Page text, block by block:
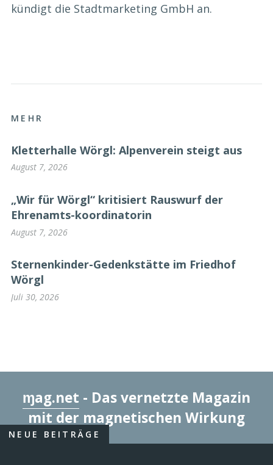
kündigt die Stadtmarketing GmbH an.
MEHR
Kletterhalle Wörgl: Alpenverein steigt aus
August 7, 2026
„Wir für Wörgl“ kritisiert Rauswurf der
Ehrenamts-koordinatorin
August 7, 2026
Sternenkinder-Gedenkstätte im Friedhof
Wörgl
Juli 30, 2026
ɱag.net - Das vernetzte Magazin
mit der magnetischen Wirkung
NEUE BEITRÄGE